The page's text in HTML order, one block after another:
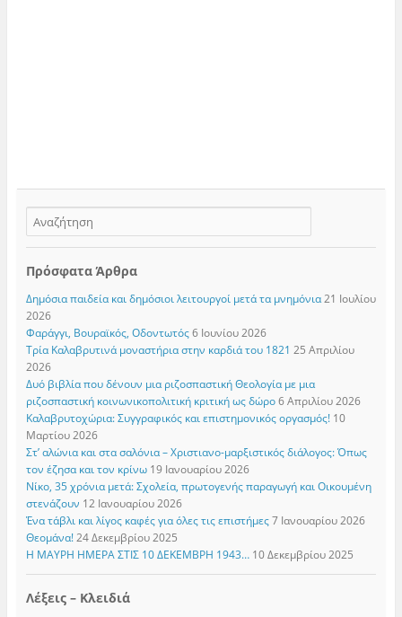
Πρόσφατα Άρθρα
Δημόσια παιδεία και δημόσιοι λειτουργοί μετά τα μνημόνια 21 Ιουλίου
2026
Φαράγγι, Βουραϊκός, Οδοντωτός 6 Ιουνίου 2026
Τρία Καλαβρυτινά μοναστήρια στην καρδιά του 1821 25 Απριλίου
2026
Δυό βιβλία που δένουν μια ριζοσπαστική Θεολογία με μια
ριζοσπαστική κοινωνικοπολιτική κριτική ως δώρο 6 Απριλίου 2026
Καλαβρυτοχώρια: Συγγραφικός και επιστημονικός οργασμός! 10
Μαρτίου 2026
Στ’ αλώνια και στα σαλόνια – Χριστιανο-μαρξιστικός διάλογος: Όπως
τον έζησα και τον κρίνω 19 Ιανουαρίου 2026
Νίκο, 35 χρόνια μετά: Σχολεία, πρωτογενής παραγωγή και Οικουμένη
στενάζουν 12 Ιανουαρίου 2026
Ένα τάβλι και λίγος καφές για όλες τις επιστήμες 7 Ιανουαρίου 2026
Θεομάνα! 24 Δεκεμβρίου 2025
Η ΜΑΥΡΗ ΗΜΕΡΑ ΣΤΙΣ 10 ΔΕΚΕΜΒΡΗ 1943… 10 Δεκεμβρίου 2025
Λέξεις – Κλειδιά